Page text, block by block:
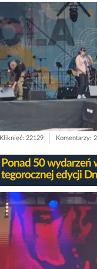
Kliknięć: 22129 Komentarzy: 2
Ponad 50 wydarzeń
tegorocznej edycji